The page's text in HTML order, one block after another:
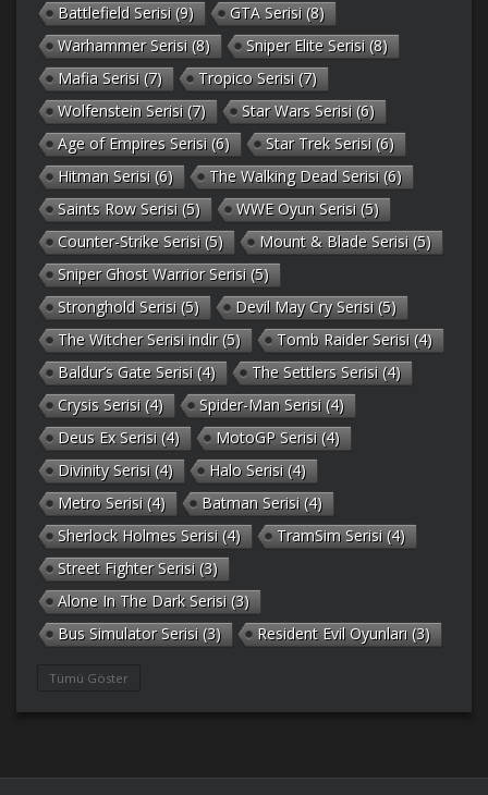
Battlefield Serisi (9) GTA Serisi (8)
Warhammer Serisi (8) Sniper Elite Serisi (8)
Mafia Serisi (7) Tropico Serisi (7)
Wolfenstein Serisi (7) Star Wars Serisi (6)
Age of Empires Serisi (6) Star Trek Serisi (6)
Hitman Serisi (6) The Walking Dead Serisi (6)
Saints Row Serisi (5) WWE Oyun Serisi (5)
Counter-Strike Serisi (5) Mount & Blade Serisi (5)
Sniper Ghost Warrior Serisi (5)
Stronghold Serisi (5) Devil May Cry Serisi (5)
The Witcher Serisi indir(5) Tomb Raider Serisi (4)
Baldur’s Gate Serisi (4) The Settlers Serisi (4)
Crysis Serisi (4) Spider-Man Serisi (4)
Deus Ex Serisi (4) MotoGP Serisi (4)
Divinity Serisi (4) Halo Serisi (4)
Metro Serisi (4) Batman Serisi (4)
Sherlock Holmes Serisi (4) TramSim Serisi (4)
Street Fighter Serisi (3)
Alone In The Dark Serisi (3)
Bus Simulator Serisi (3) Resident Evil Oyunları (3)
Tümü Göster